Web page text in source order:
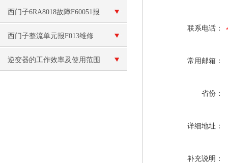
按不动维修
西门子6RA8018故障F60051报
警维修
西门子整流单元报F013维修
逆变器的工作效率及使用范围
联系电话：
常用邮箱：
省份：
详细地址：
补充说明：